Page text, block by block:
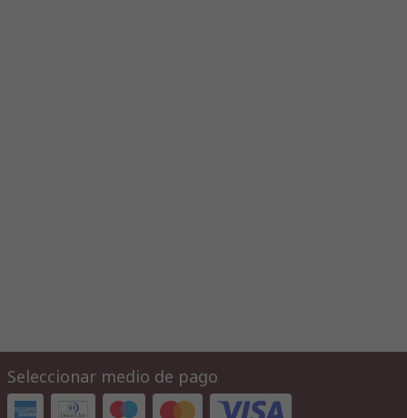
Seleccionar medio de pago